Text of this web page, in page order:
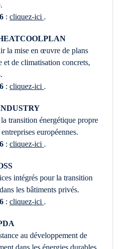
: cliquez-ici .
la mise en œuvre de plans
et de climatisation concrets,
: cliquez-ici .
transition énergétique propre
européennes.
: cliquez-ici .
intégrés pour la transition
les bâtiments privés.
: cliquez-ici .
au développement de